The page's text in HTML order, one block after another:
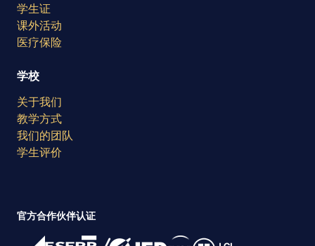
学生证
课外活动
医疗保险
学校
关于我们
教学方式
我们的团队
学生评价
官方合作伙伴认证